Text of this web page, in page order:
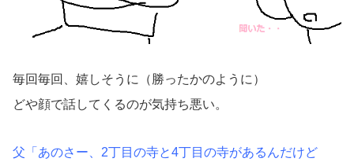
毎回毎回、嬉しそうに（勝ったかのように）
どや顔で話してくるのが気持ち悪い。
父「あのさー、2丁目の寺と4丁目の寺があるんだけど